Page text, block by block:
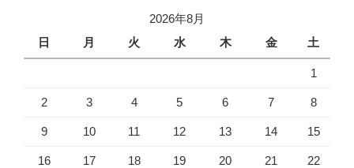
2026年8月
日
月 火 水 木 金 土
1
2 3 4 5 6 7 8
9 10 11 12 13 14 15
16 17 18 19 20 21 22